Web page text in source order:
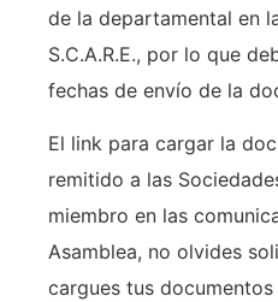
de la departamental en
S.C.A.R.E., por lo que
fechas de envío de la
El link para cargar la
remitido a las
miembro en las
Asamblea, no olvides
cargues tus